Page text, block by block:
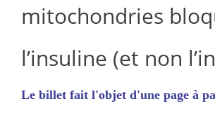
mitochondries
l’insuline (et non
Le billet fait l'objet d'une page à